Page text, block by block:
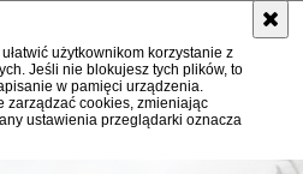
użytkownikom korzystanie z
Jeśli nie blokujesz tych plików, to
w pamięci urządzenia.
zarządzać cookies, zmieniając
ustawienia przeglądarki oznacza